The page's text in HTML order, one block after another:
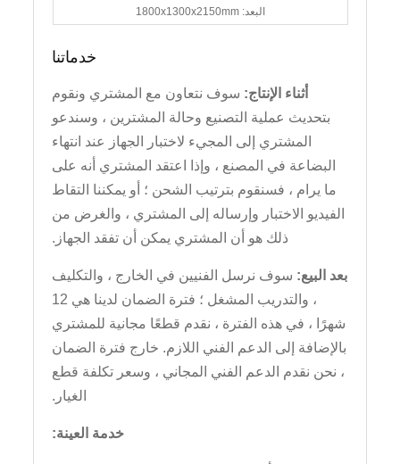
البعد: 1800x1300x2150mm
خدماتنا
أثناء الإنتاج: سوف نتعاون مع المشتري ونقوم
بتحديث عملية التصنيع وحالة المشترين ، وسندعو
المشتري إلى المجيء لاختبار الجهاز عند انتهاء
البضاعة في المصنع ، وإذا اعتقد المشتري أنه على
ما يرام ، فسنقوم بترتيب الشحن ؛ أو يمكننا التقاط
الفيديو الاختبار وإرساله إلى المشتري ، والغرض من
ذلك هو أن المشتري يمكن أن تفقد الجهاز.
بعد البيع: سوف نرسل الفنيين في الخارج ، والتكليف
، والتدريب المشغل ؛ فترة الضمان لدينا هي 12
شهرًا ، في هذه الفترة ، نقدم قطعًا مجانية للمشتري
بالإضافة إلى الدعم الفني اللازم. خارج فترة الضمان
، نحن نقدم الدعم الفني المجاني ، وسعر تكلفة قطع
الغيار.
خدمة العينة: